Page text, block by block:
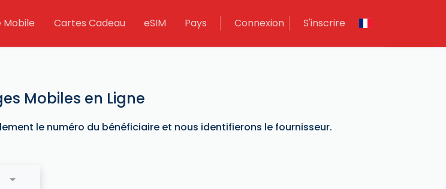
Mobile Cartes Cadeau eSIM Pays Connexion S'inscrire
Mobiles en Ligne
le numéro du bénéficiaire et nous identifierons le fournisseur.